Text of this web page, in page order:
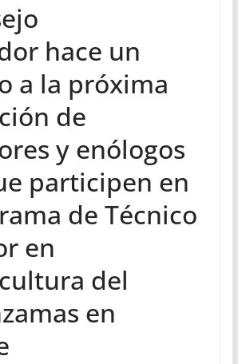
hace un
a la próxima
de
y enólogos
participen en
de Técnico
en
del
en